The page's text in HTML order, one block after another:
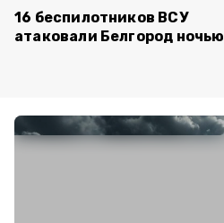
16 беспилотников ВСУ
атаковали Белгород ночью